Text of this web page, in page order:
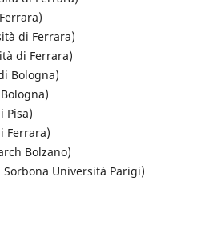
di Ferrara)
di Ferrara)
Bologna)
Pisa)
Ferrara)
Bolzano)
Sorbona Università Parigi)